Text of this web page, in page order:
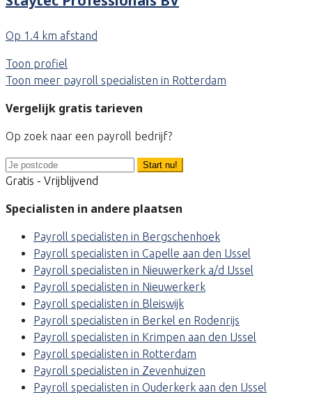
Op 1.4 km afstand
Toon profiel
Toon meer payroll specialisten in Rotterdam
Vergelijk gratis tarieven
Op zoek naar een payroll bedrijf?
Start nu!
Gratis - Vrijblijvend
Specialisten in andere plaatsen
Payroll specialisten in Bergschenhoek
Payroll specialisten in Capelle aan den IJssel
Payroll specialisten in Nieuwerkerk a/d IJssel
Payroll specialisten in Nieuwerkerk
Payroll specialisten in Bleiswijk
Payroll specialisten in Berkel en Rodenrijs
Payroll specialisten in Krimpen aan den IJssel
Payroll specialisten in Rotterdam
Payroll specialisten in Zevenhuizen
Payroll specialisten in Ouderkerk aan den IJssel